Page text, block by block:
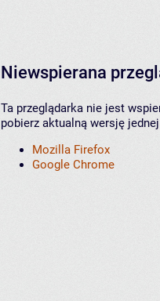
Niewspierana
Ta przeglądarka nie jest
pobierz aktualną wersję
Mozilla Firefox
Google Chrome